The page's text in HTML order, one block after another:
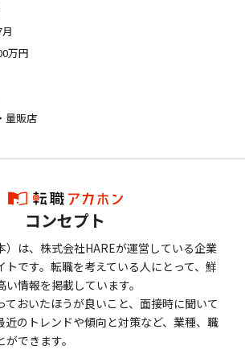
万円
量販店
コンセプト
）は、株式会社HAREが運営している企業
トです。転職を考えている人にとって、鮮
情報を掲載しています。
ておいたほうが良いこと、面接時に聞いて
近のトレンドや傾向と対策など、業種、職
できます。